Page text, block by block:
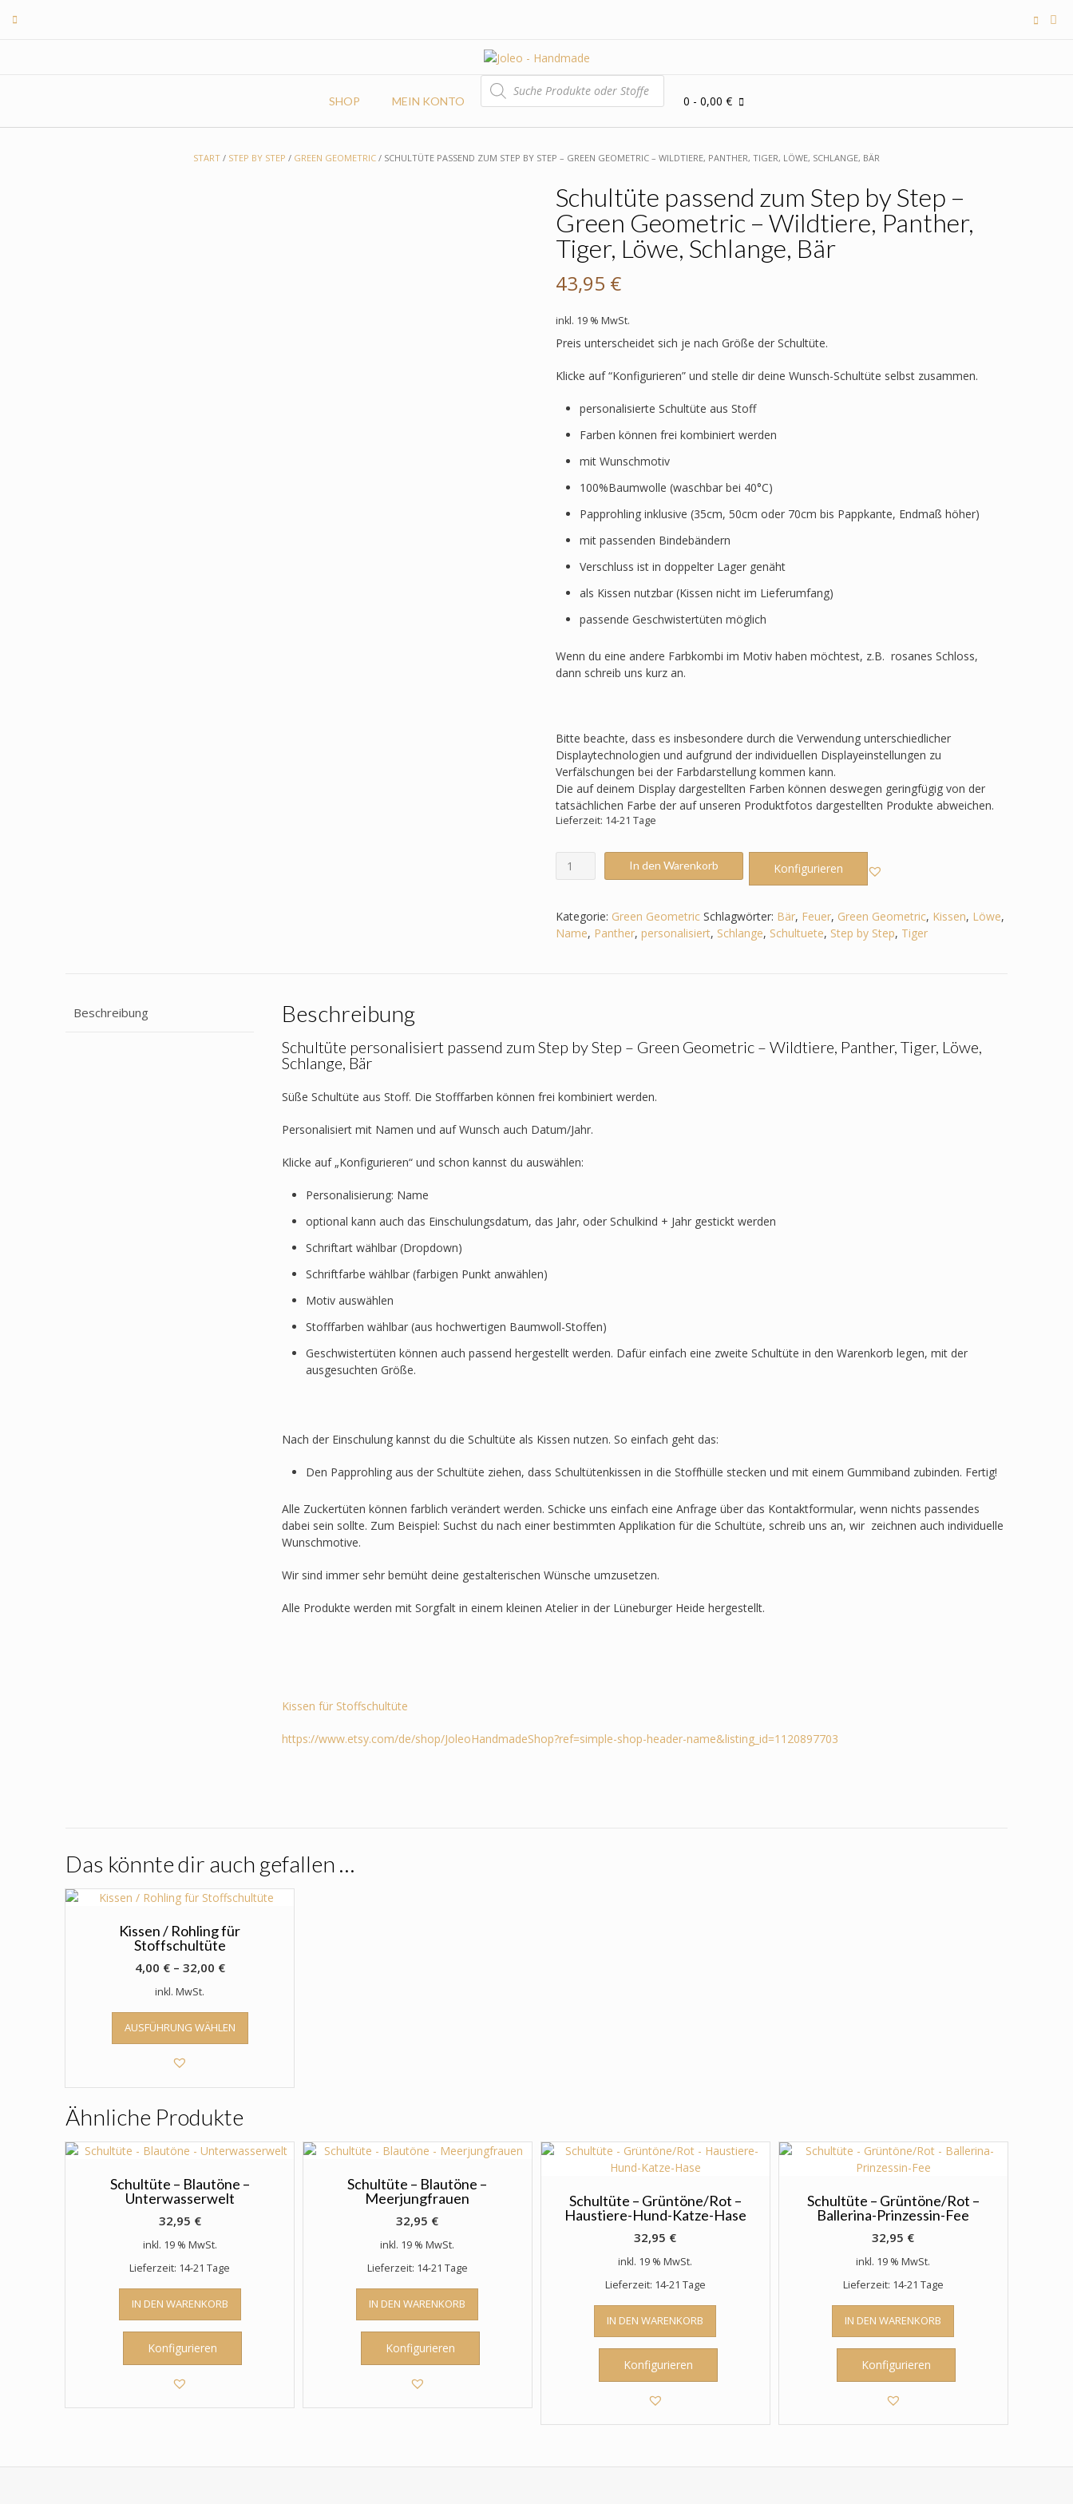
SHOP MEIN KONTO
PRODUCTS
SEARCH
0 - 0,00 €
START / STEP BY STEP / GREEN GEOMETRIC / SCHULTÜTE PASSEND ZUM STEP BY STEP – GREEN GEOMETRIC – WILDTIERE, PANTHER, TIGER, LÖWE, SCHLANGE, BÄR
Schultüte passend zum Step by Step –
Green Geometric – Wildtiere, Panther,
Tiger, Löwe, Schlange, Bär
43,95 €
inkl. 19 % MwSt.
Preis unterscheidet sich je nach Größe der Schultüte.
Klicke auf “Konfigurieren” und stelle dir deine Wunsch-Schultüte selbst zusammen.
personalisierte Schultüte aus Stoff
Farben können frei kombiniert werden
mit Wunschmotiv
100%Baumwolle (waschbar bei 40°C)
Papprohling inklusive (35cm, 50cm oder 70cm bis Pappkante, Endmaß höher)
mit passenden Bindebändern
Verschluss ist in doppelter Lager genäht
als Kissen nutzbar (Kissen nicht im Lieferumfang)
passende Geschwistertüten möglich
Wenn du eine andere Farbkombi im Motiv haben möchtest, z.B. rosanes Schloss,
dann schreib uns kurz an.
Bitte beachte, dass es insbesondere durch die Verwendung unterschiedlicher
Displaytechnologien und aufgrund der individuellen Displayeinstellungen zu
Verfälschungen bei der Farbdarstellung kommen kann.
Die auf deinem Display dargestellten Farben können deswegen geringfügig von der
tatsächlichen Farbe der auf unseren Produktfotos dargestellten Produkte abweichen.
Lieferzeit: 14-21 Tage
Schultüte
Step
by
Panther,
Tiger,
Schlange,
Menge
In den Warenkorb Konfigurieren
Kategorie: Green Geometric Schlagwörter: Bär, Feuer, Green Geometric, Kissen, Löwe,
Name, Panther, personalisiert, Schlange, Schultuete, Step by Step, Tiger
Beschreibung Beschreibung
Schultüte personalisiert passend zum Step by Step – Green Geometric – Wildtiere, Panther, Tiger, Löwe,
Schlange, Bär
Süße Schultüte aus Stoff. Die Stofffarben können frei kombiniert werden.
Personalisiert mit Namen und auf Wunsch auch Datum/Jahr.
Klicke auf „Konfigurieren“ und schon kannst du auswählen:
Personalisierung: Name
optional kann auch das Einschulungsdatum, das Jahr, oder Schulkind + Jahr gestickt werden
Schriftart wählbar (Dropdown)
Schriftfarbe wählbar (farbigen Punkt anwählen)
Motiv auswählen
Stofffarben wählbar (aus hochwertigen Baumwoll-Stoffen)
Geschwistertüten können auch passend hergestellt werden. Dafür einfach eine zweite Schultüte in den Warenkorb legen, mit der
ausgesuchten Größe.
Nach der Einschulung kannst du die Schultüte als Kissen nutzen. So einfach geht das:
Den Papprohling aus der Schultüte ziehen, dass Schultütenkissen in die Stoffhülle stecken und mit einem Gummiband zubinden. Fertig!
Alle Zuckertüten können farblich verändert werden. Schicke uns einfach eine Anfrage über das Kontaktformular, wenn nichts passendes
dabei sein sollte. Zum Beispiel: Suchst du nach einer bestimmten Applikation für die Schultüte, schreib uns an, wir zeichnen auch individuelle
Wunschmotive.
Wir sind immer sehr bemüht deine gestalterischen Wünsche umzusetzen.
Alle Produkte werden mit Sorgfalt in einem kleinen Atelier in der Lüneburger Heide hergestellt.
Kissen für Stoffschultüte
https://www.etsy.com/de/shop/JoleoHandmadeShop?ref=simple-shop-header-name&listing_id=1120897703
Das könnte dir auch gefallen …
Kissen / Rohling für
Stoffschultüte
4,00 €– 32,00 €
inkl. MwSt.
AUSFÜHRUNG WÄHLEN
Dieses
weist
können
der
Ähnliche Produkte
Schultüte – Blautöne –
Unterwasserwelt
32,95 €
inkl. 19 % MwSt.
Lieferzeit: 14-21 Tage
IN DEN WARENKORB
Konfigurieren
Schultüte – Blautöne –
Meerjungfrauen
32,95 €
inkl. 19 % MwSt.
Lieferzeit: 14-21 Tage
IN DEN WARENKORB
Konfigurieren
Schultüte – Grüntöne/Rot –
Haustiere-Hund-Katze-Hase
32,95 €
inkl. 19 % MwSt.
Lieferzeit: 14-21 Tage
IN DEN WARENKORB
Konfigurieren
Schultüte – Grüntöne/Rot –
Ballerina-Prinzessin-Fee
32,95 €
inkl. 19 % MwSt.
Lieferzeit: 14-21 Tage
IN DEN WARENKORB
Konfigurieren